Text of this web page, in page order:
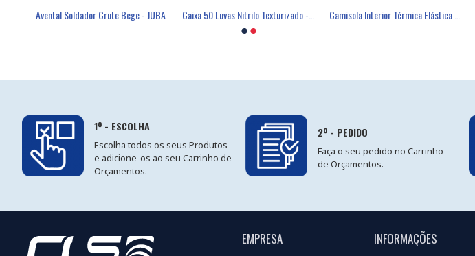
Avental Soldador Crute Bege - JUBA Caixa 50 Luvas Nitrilo Texturizado - JUBA Camisola Interior Térmica Elástica - JUBA
Máscara Descartável FFP2 Com Válvula - FIELD Luva Poliéster Revestimento Látex Preto - GLOVA Máscara Descartável FFP3 Com Válvula - FIELD
1º - ESCOLHA
Escolha todos os seus Produtos
e adicione-os ao seu Carrinho de
Orçamentos.
2º - PEDIDO
Faça o seu pedido no Carrinho
de Orçamentos.
EMPRESA INFORMAÇÕES